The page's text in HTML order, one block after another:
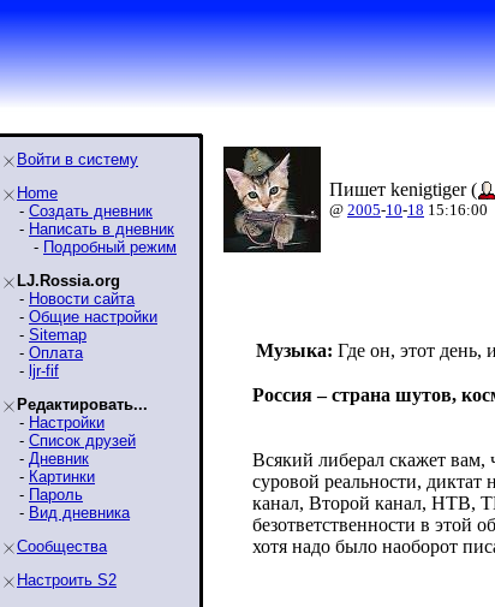
Войти в систему
Home
- Создать дневник
- Написать в дневник
- Подробный режим
LJ.Rossia.org
- Новости сайта
- Общие настройки
- Sitemap
- Оплата
- ljr-fif
Редактировать...
- Настройки
- Список друзей
- Дневник
- Картинки
- Пароль
- Вид дневника
Сообщества
Настроить S2
Пишет kenigtiger (
@ 2005-10-18 15:16:00
Музыка: Где он, этот день,
Россия – страна шутов,
Всякий либерал скажет вам,
суровой реальности, диктат
канал, Второй канал, НТВ,
безответственности в этой
хотя надо было наоборот